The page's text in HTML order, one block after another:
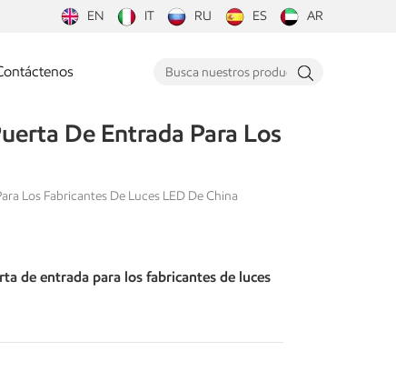
EN IT RU ES AR
De Entrada Para Los
Los Fabricantes De Luces LED De China
de entrada para los fabricantes de luces